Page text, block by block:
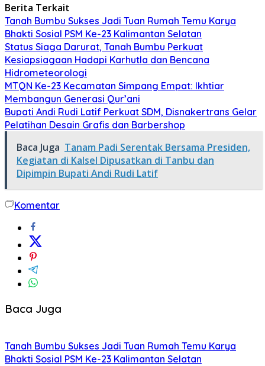
Berita Terkait
Tanah Bumbu Sukses Jadi Tuan Rumah Temu Karya
Bhakti Sosial PSM Ke-23 Kalimantan Selatan
Status Siaga Darurat, Tanah Bumbu Perkuat
Kesiapsiagaan Hadapi Karhutla dan Bencana
Hidrometeorologi
MTQN Ke-23 Kecamatan Simpang Empat: Ikhtiar
Membangun Generasi Qur’ani
Bupati Andi Rudi Latif Perkuat SDM, Disnakertrans Gelar
Pelatihan Desain Grafis dan Barbershop
Baca Juga Tanam Padi Serentak Bersama Presiden,
Kegiatan di Kalsel Dipusatkan di Tanbu dan
Dipimpin Bupati Andi Rudi Latif
Komentar
Baca Juga
Tanah Bumbu Sukses Jadi Tuan Rumah Temu Karya
Bhakti Sosial PSM Ke-23 Kalimantan Selatan